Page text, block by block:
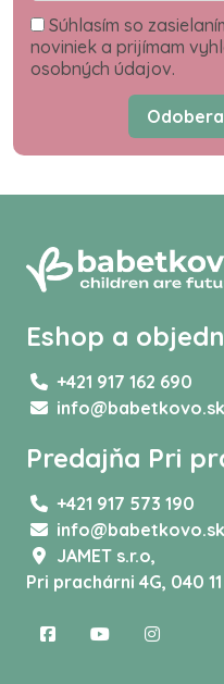
Súhlasím so
noviniek a prijímam
osobných údajov.
Eshop a
+421 917 162 690
info@babetkovo.sk
Predajňa Pri
+421 917 573 190
info@babetkovo.sk
JAMET s.r.o,
Pri prachárni 4G, 040